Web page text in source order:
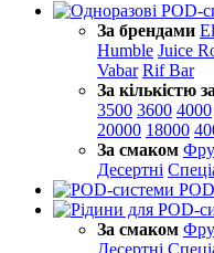
За брендами
Humble Juice
Vabar Rif Bar
За кількістю
3500 3600 4000
20000 18000
За смаком
Десертні
За смаком
Десертні